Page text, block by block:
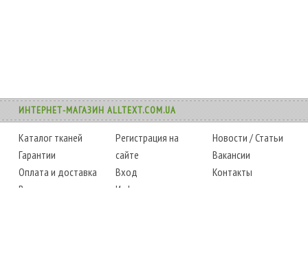
ИНТЕРНЕТ-МАГАЗИН ALLTEXT.COM.UA
Каталог тканей
Гарантии
Оплата и доставка
Возврат товара
Регистрация на
сайте
Вход
Информация
Новости /Статьи
Вакансии
Контакты